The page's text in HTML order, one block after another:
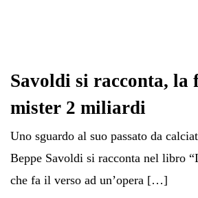
Savoldi si racconta, la
mister 2 miliardi
Uno sguardo al suo passato da
Beppe Savoldi si racconta nel libro
che fa il verso ad un’opera […]